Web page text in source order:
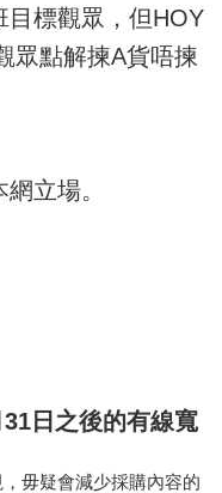
目標觀眾，但HOY
眾點解揀A貨唔揀
立場。
31日之後的有線寬
毋疑會減少採購內容的